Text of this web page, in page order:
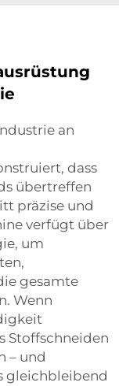
an
dass
übertreffen
präzise und
verfügt über
um
gesamte
Wenn
Stoffschneiden
– und
gleichbleibend